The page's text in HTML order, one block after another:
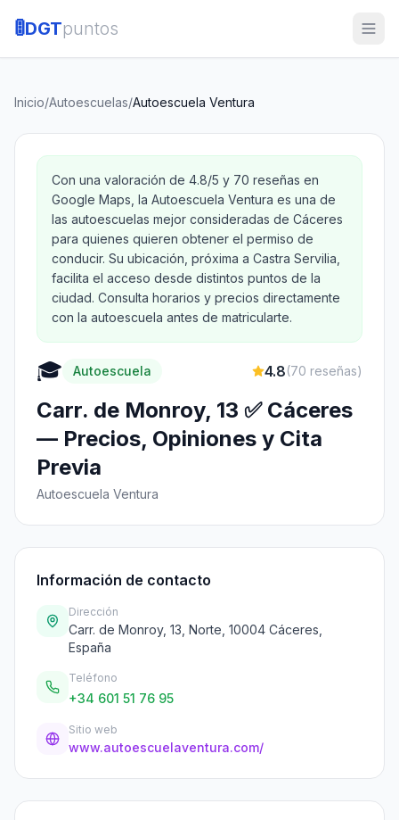
🚦DGTpuntos
Inicio/Autoescuelas/Autoescuela Ventura
Con una valoración de 4.8/5 y 70 reseñas en
Google Maps, la Autoescuela Ventura es una de
las autoescuelas mejor consideradas de Cáceres
para quienes quieren obtener el permiso de
conducir. Su ubicación, próxima a Castra Servilia,
facilita el acceso desde distintos puntos de la
ciudad. Consulta horarios y precios directamente
con la autoescuela antes de matricularte.
🎓 Autoescuela 4.8(70 reseñas)
Carr. de Monroy, 13 ✅ Cáceres
— Precios, Opiniones y Cita
Previa
Autoescuela Ventura
Información de contacto
Dirección
Carr. de Monroy, 13, Norte, 10004 Cáceres,
España
Teléfono
+34 601 51 76 95
Sitio web
www.autoescuelaventura.com/